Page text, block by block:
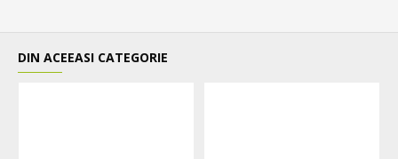
DIN ACEEASI CATEGORIE